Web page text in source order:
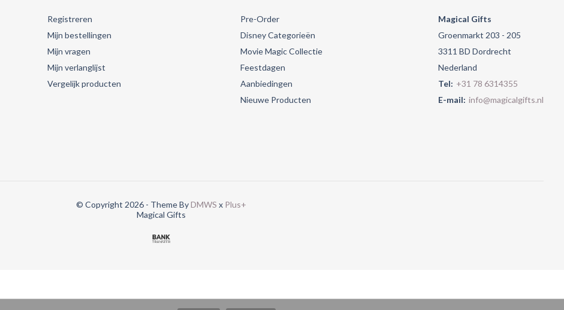
Registreren
Mijn bestellingen
Mijn vragen
Mijn verlanglijst
Vergelijk producten
Pre-Order
Disney Categorieën
Movie Magic Collectie
Feestdagen
Aanbiedingen
Nieuwe Producten
Magical Gifts
Groenmarkt 203 - 205
3311 BD Dordrecht
Nederland
Tel: +31 78 6314355
E-mail: info@magicalgifts.nl
© Copyright 2026 - Theme ByDMWS x Plus+
Magical Gifts